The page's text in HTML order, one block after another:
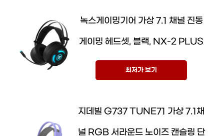
녹스게이밍기어 가상 7.1 채널 진동
게이밍 헤드셋, 블랙, NX-2 PLUS
최저가 보기
지데빌 G737 TUNE71 가상 7.1채
널 RGB 서라운드 노이즈 캔슬링 단